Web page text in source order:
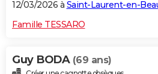
CARTE DE VOEUX
Carte de Noël
Carte Bonne année
Carte Saint-Valentin
Carte Pâques
Carte d'anniversaire
Dictionnaire
Biographies
Citations
Expressions
Proverbes
PROGRAMME TV
12/03/2026 à Saint-Laurent-en-
Famille TESSARO
Guy BODA (69 ans)